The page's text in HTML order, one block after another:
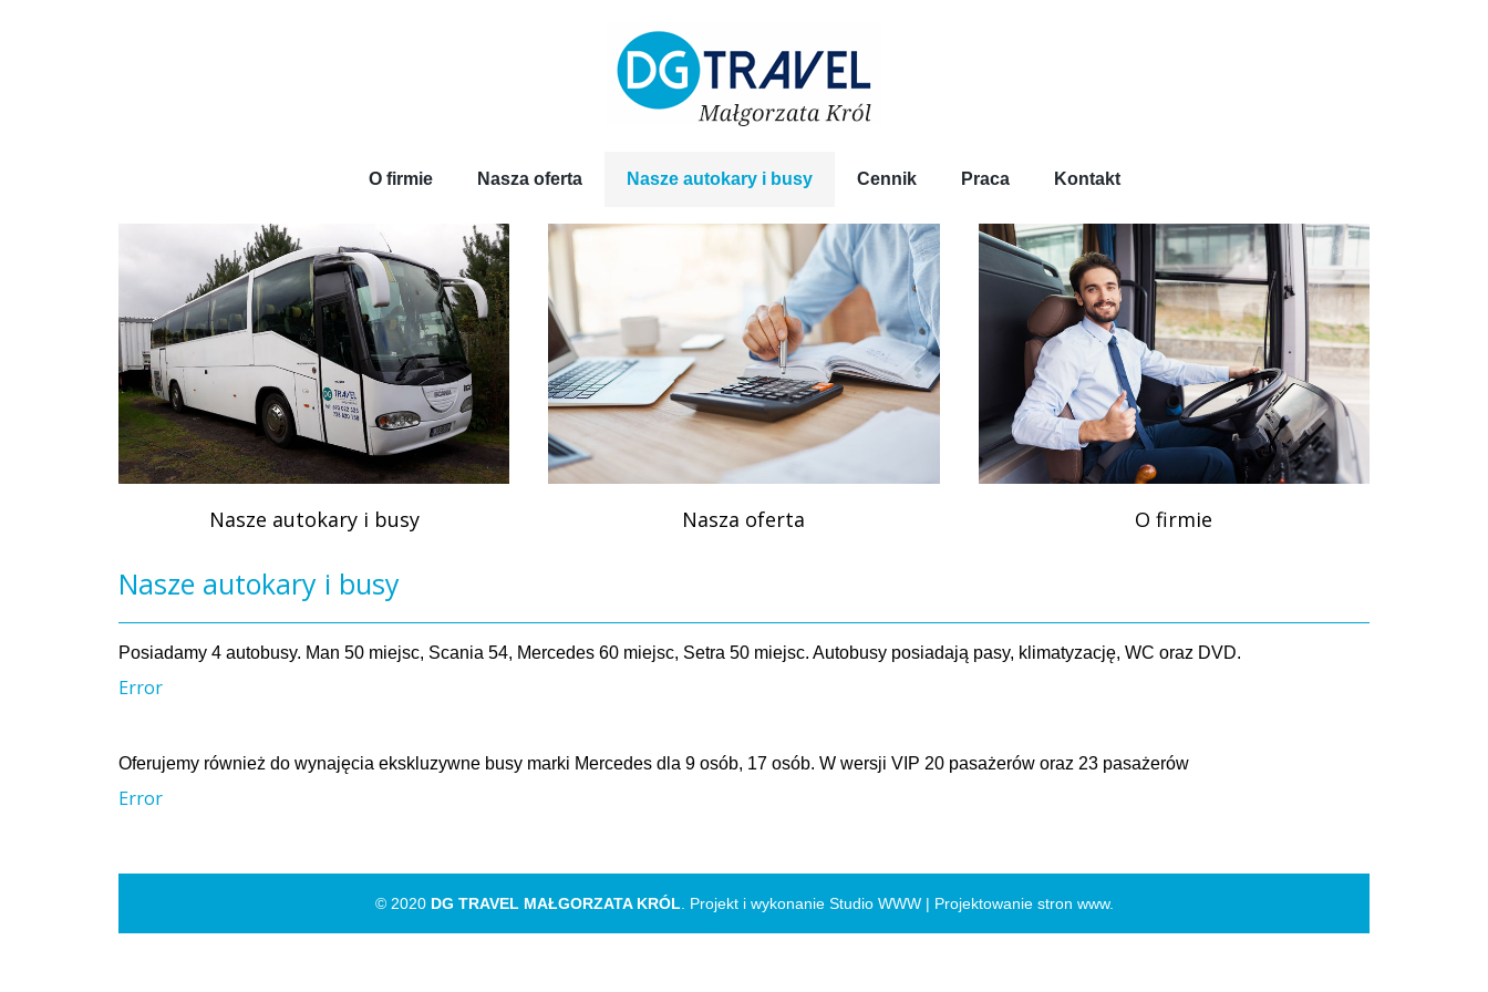
O firmie Nasza oferta Nasze autokary i busy Cennik Praca Kontakt
Nasze autokary i busy Nasza oferta O firmie
Nasze autokary i busy
Posiadamy 4 autobusy. Man 50 miejsc, Scania 54, Mercedes 60 miejsc, Setra 50 miejsc. Autobusy posiadają pasy, klimatyzację, WC oraz DVD.
Error
Oferujemy również do wynajęcia ekskluzywne busy marki Mercedes dla 9 osób, 17 osób. W wersji VIP 20 pasażerów oraz 23 pasażerów
Error
© 2020 DG TRAVEL MAŁGORZATA KRÓL. Projekt i wykonanie Studio WWW | Projektowanie stron www.